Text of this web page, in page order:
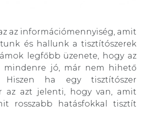
az információmennyiség, amit
és hallunk a tisztítószerek
legfőbb üzenete, hogy az
mindenre jó, már nem hihető
Hiszen ha egy tisztítószer
az azt jelenti, hogy van, amit
rosszabb hatásfokkal tisztít